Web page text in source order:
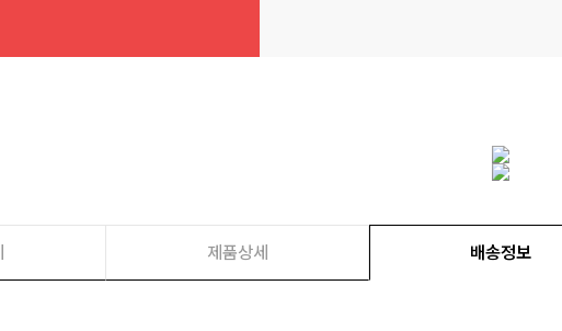
제품상세 배송정보